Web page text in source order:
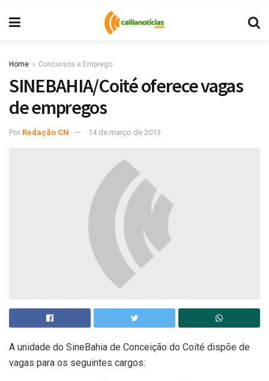
Home Concursos e Emprego
SINEBAHIA/Coité oferece vagas
de empregos
Por Redação CN 14 de março de 2013
A unidade do SineBahia de Conceição do Coité dispõe de
vagas para os seguintes cargos: